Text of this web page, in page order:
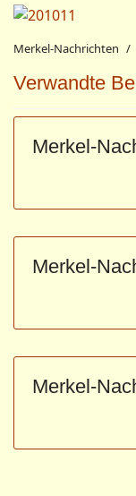
Merkel-Nachrichten
Verwandte
Merkel-
Merkel-
Merkel-